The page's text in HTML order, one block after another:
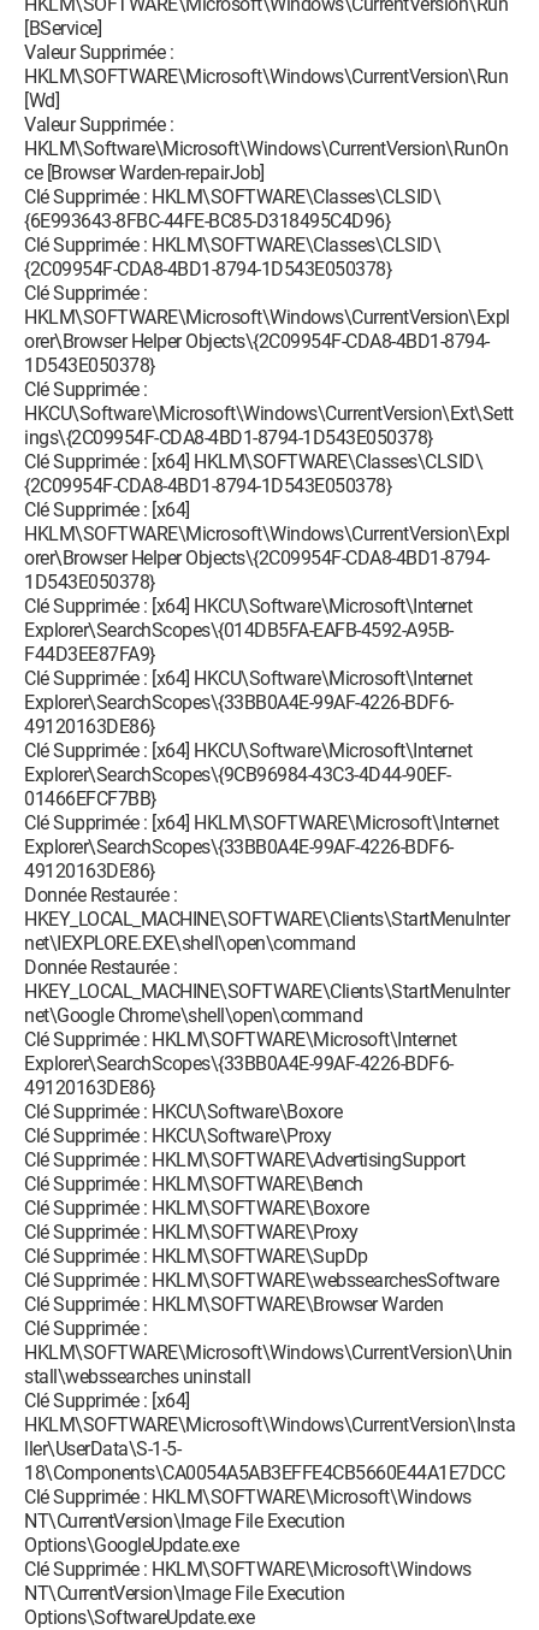
[BService]
Valeur Supprimée :
HKLM\SOFTWARE\Microsoft\Windows\CurrentVersion\Run
[Wd]
Valeur Supprimée :
HKLM\Software\Microsoft\Windows\CurrentVersion\RunOn
ce [Browser Warden-repairJob]
Clé Supprimée : HKLM\SOFTWARE\Classes\CLSID\
{6E993643-8FBC-44FE-BC85-D318495C4D96}
Clé Supprimée : HKLM\SOFTWARE\Classes\CLSID\
{2C09954F-CDA8-4BD1-8794-1D543E050378}
Clé Supprimée :
HKLM\SOFTWARE\Microsoft\Windows\CurrentVersion\Expl
orer\Browser Helper Objects\{2C09954F-CDA8-4BD1-8794-
1D543E050378}
Clé Supprimée :
HKCU\Software\Microsoft\Windows\CurrentVersion\Ext\Sett
ings\{2C09954F-CDA8-4BD1-8794-1D543E050378}
Clé Supprimée : [x64] HKLM\SOFTWARE\Classes\CLSID\
{2C09954F-CDA8-4BD1-8794-1D543E050378}
Clé Supprimée : [x64]
HKLM\SOFTWARE\Microsoft\Windows\CurrentVersion\Expl
orer\Browser Helper Objects\{2C09954F-CDA8-4BD1-8794-
1D543E050378}
Clé Supprimée : [x64] HKCU\Software\Microsoft\Internet
Explorer\SearchScopes\{014DB5FA-EAFB-4592-A95B-
F44D3EE87FA9}
Clé Supprimée : [x64] HKCU\Software\Microsoft\Internet
Explorer\SearchScopes\{33BB0A4E-99AF-4226-BDF6-
49120163DE86}
Clé Supprimée : [x64] HKCU\Software\Microsoft\Internet
Explorer\SearchScopes\{9CB96984-43C3-4D44-90EF-
01466EFCF7BB}
Clé Supprimée : [x64] HKLM\SOFTWARE\Microsoft\Internet
Explorer\SearchScopes\{33BB0A4E-99AF-4226-BDF6-
49120163DE86}
Donnée Restaurée :
HKEY_LOCAL_MACHINE\SOFTWARE\Clients\StartMenuInter
net\IEXPLORE.EXE\shell\open\command
Donnée Restaurée :
HKEY_LOCAL_MACHINE\SOFTWARE\Clients\StartMenuInter
net\Google Chrome\shell\open\command
Clé Supprimée : HKLM\SOFTWARE\Microsoft\Internet
Explorer\SearchScopes\{33BB0A4E-99AF-4226-BDF6-
49120163DE86}
Clé Supprimée : HKCU\Software\Boxore
Clé Supprimée : HKCU\Software\Proxy
Clé Supprimée : HKLM\SOFTWARE\AdvertisingSupport
Clé Supprimée : HKLM\SOFTWARE\Bench
Clé Supprimée : HKLM\SOFTWARE\Boxore
Clé Supprimée : HKLM\SOFTWARE\Proxy
Clé Supprimée : HKLM\SOFTWARE\SupDp
Clé Supprimée : HKLM\SOFTWARE\webssearchesSoftware
Clé Supprimée : HKLM\SOFTWARE\Browser Warden
Clé Supprimée :
HKLM\SOFTWARE\Microsoft\Windows\CurrentVersion\Unin
stall\webssearches uninstall
Clé Supprimée : [x64]
HKLM\SOFTWARE\Microsoft\Windows\CurrentVersion\Insta
ller\UserData\S-1-5-
18\Components\CA0054A5AB3EFFE4CB5660E44A1E7DCC
Clé Supprimée : HKLM\SOFTWARE\Microsoft\Windows
NT\CurrentVersion\Image File Execution
Options\GoogleUpdate.exe
Clé Supprimée : HKLM\SOFTWARE\Microsoft\Windows
NT\CurrentVersion\Image File Execution
Options\SoftwareUpdate.exe